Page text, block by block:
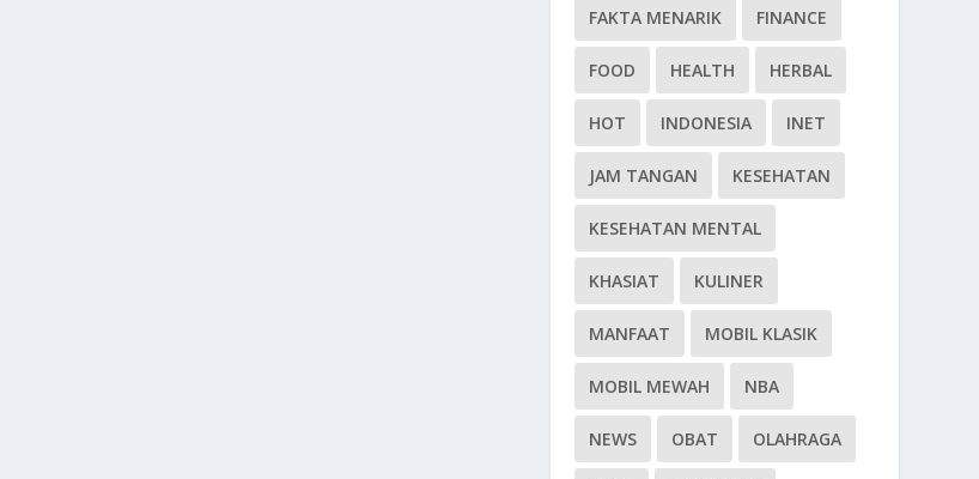
FAKTA MENARIK FINANCE
FOOD HEALTH HERBAL
HOT INDONESIA INET
JAM TANGAN KESEHATAN
KESEHATAN MENTAL
KHASIAT KULINER
MANFAAT MOBIL KLASIK
MOBIL MEWAH NBA
NEWS OBAT OLAHRAGA